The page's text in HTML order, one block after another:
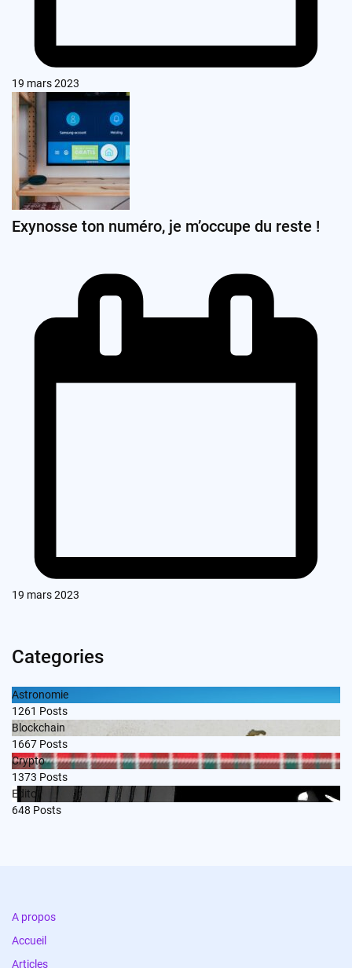
19 mars 2023
Exynosse ton numéro, je m’occupe du reste !
19 mars 2023
Categories
Astronomie
1261 Posts
Blockchain
1667 Posts
Crypto
1373 Posts
Edito
648 Posts
A propos
Accueil
Articles